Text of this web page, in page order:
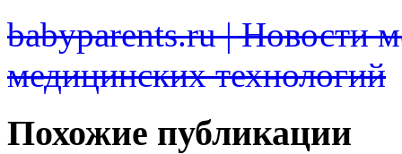
babyparents.ru | Новости
медицинских технологий
Похожие публикации